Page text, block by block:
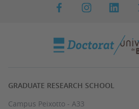
GRADUATE RESEARCH SCHOOL
Campus Peixotto - A33